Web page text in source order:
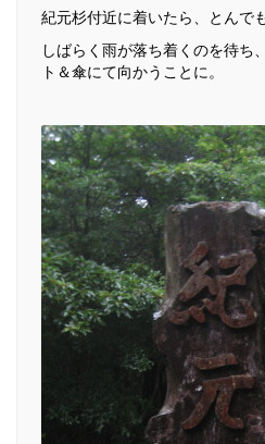
紀元杉付近に着いたら、とんで
しばらく雨が落ち着くのを待ち
ト＆傘にて向かうことに。